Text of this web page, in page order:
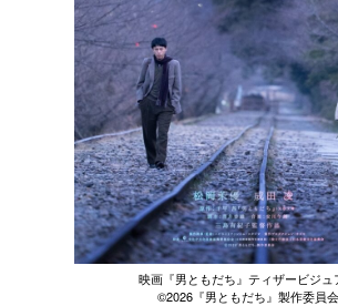
映画『男ともだち』ティザービジュ
©2026『男ともだち』製作委員会